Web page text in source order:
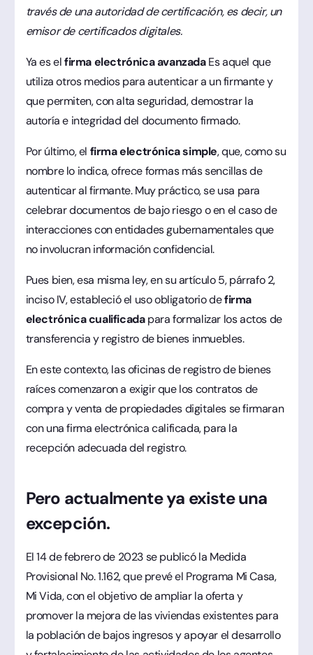
través de una autoridad de certificación, es decir, un
emisor de certificados digitales.
Ya es elfirma electrónica avanzadaEs aquel que
utiliza otros medios para autenticar a un firmante y
que permiten, con alta seguridad, demostrar la
autoría e integridad del documento firmado.
Por último, el firma electrónica simple, que, como su
nombre lo indica, ofrece formas más sencillas de
autenticar al firmante. Muy práctico, se usa para
celebrar documentos de bajo riesgo o en el caso de
interacciones con entidades gubernamentales que
no involucran información confidencial.
Pues bien, esa misma ley, en su artículo 5, párrafo 2,
inciso IV, estableció el uso obligatorio defirma
electrónica cualificadapara formalizar los actos de
transferencia y registro de bienes inmuebles.
En este contexto, las oficinas de registro de bienes
raíces comenzaron a exigir que los contratos de
compra y venta de propiedades digitales se firmaran
con una firma electrónica calificada, para la
recepción adecuada del registro.
Pero actualmente ya existe una
excepción.
El 14 de febrero de 2023 se publicó la Medida
Provisional No. 1.162, que prevé el Programa Mi Casa,
Mi Vida, con el objetivo de ampliar la oferta y
promover la mejora de las viviendas existentes para
la población de bajos ingresos y apoyar el desarrollo